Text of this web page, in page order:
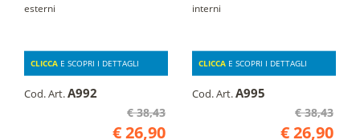
esterni
CLICCA E SCOPRI I DETTAGLI
Cod. Art.A992
€ 38,43
€ 26,90
interni
CLICCA E SCOPRI I DETTAGLI
Cod. Art.A995
€ 38,43
€ 26,90